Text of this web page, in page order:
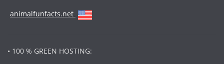
animalfunfacts.net
• 100 % GREEN HOSTING: